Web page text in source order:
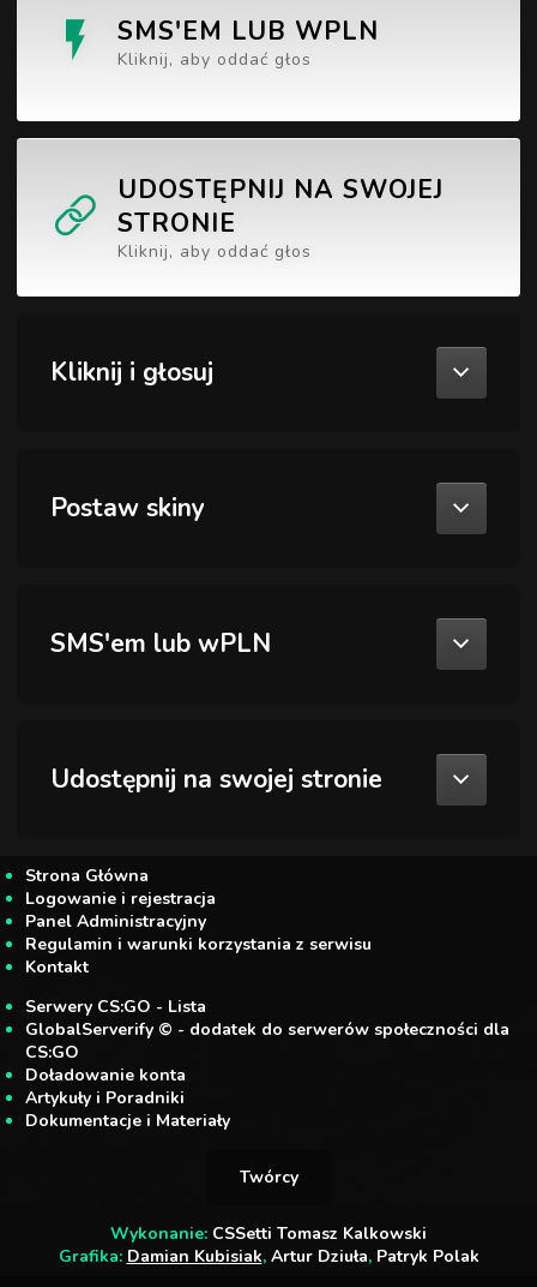
SMS'EM LUB WPLN
Kliknij, aby oddać głos
UDOSTĘPNIJ NA SWOJEJ
STRONIE
Kliknij, aby oddać głos
Kliknij i głosuj
Postaw skiny
SMS'em lub wPLN
Udostępnij na swojej stronie
Strona Główna
Logowanie i rejestracja
Panel Administracyjny
Regulamin i warunki korzystania z serwisu
Kontakt
Serwery CS:GO - Lista
GlobalServerify © - dodatek do serwerów społeczności dla
CS:GO
Doładowanie konta
Artykuły i Poradniki
Dokumentacje i Materiały
Twórcy
Wykonanie: CSSetti Tomasz Kalkowski
Grafika: Damian Kubisiak, Artur Dziuła, Patryk Polak